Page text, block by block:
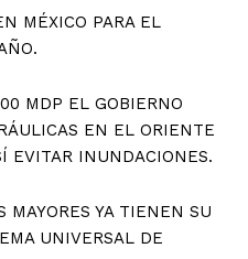
MÉXICO PARA EL
MDP EL GOBIERNO
EN EL ORIENTE
EVITAR INUNDACIONES.
YA TIENEN SU
UNIVERSAL DE